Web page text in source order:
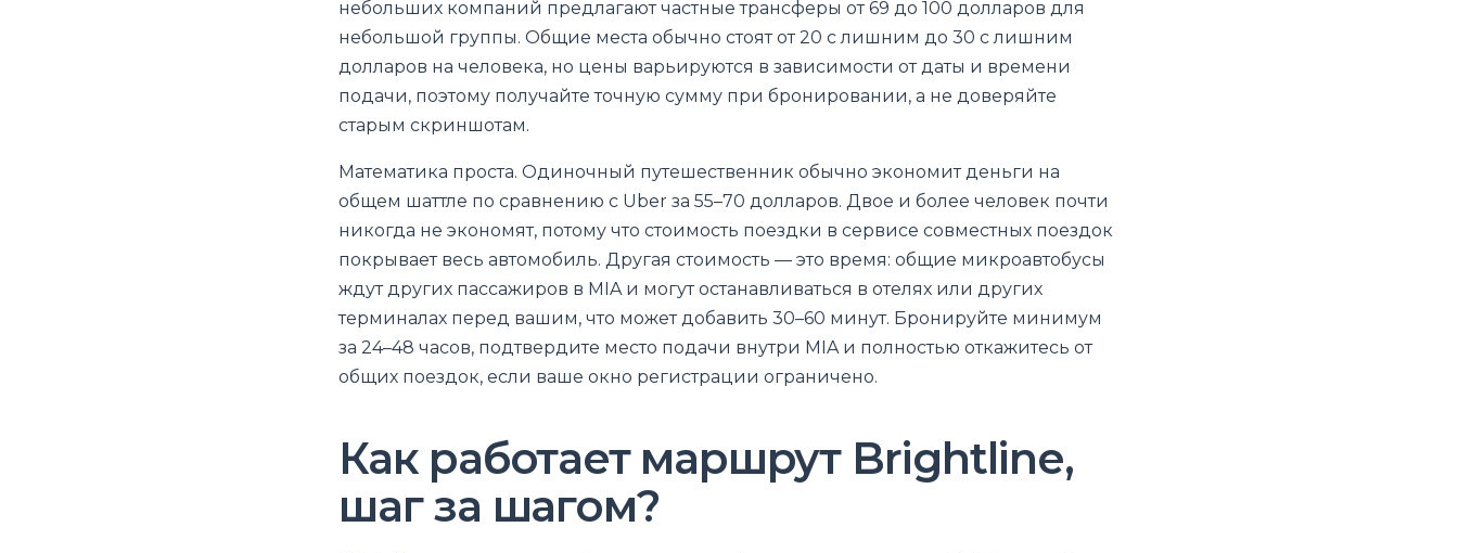
небольших компаний предлагают частные трансферы от 69 до 100 долларов для
небольшой группы. Общие места обычно стоят от 20 с лишним до 30 с лишним
долларов на человека, но цены варьируются в зависимости от даты и времени
подачи, поэтому получайте точную сумму при бронировании, а не доверяйте
старым скриншотам.
Математика проста. Одиночный путешественник обычно экономит деньги на
общем шаттле по сравнению с Uber за 55–70 долларов. Двое и более человек почти
никогда не экономят, потому что стоимость поездки в сервисе совместных поездок
покрывает весь автомобиль. Другая стоимость — это время: общие микроавтобусы
ждут других пассажиров в MIA и могут останавливаться в отелях или других
терминалах перед вашим, что может добавить 30–60 минут. Бронируйте минимум
за 24–48 часов, подтвердите место подачи внутри MIA и полностью откажитесь от
общих поездок, если ваше окно регистрации ограничено.
Как работает маршрут Brightline,
шаг за шагом?